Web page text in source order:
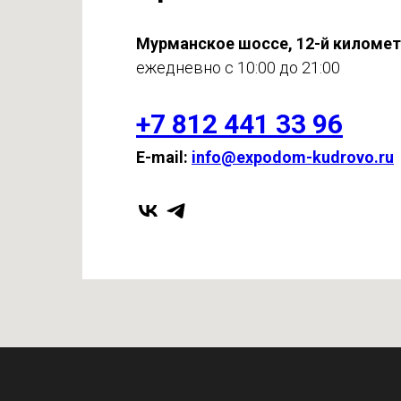
Мурманское шоссе, 12-й
ежедневно с 10:00 до 21:00
+7 812 441 33 96
E-mail: info@expodom-kudrovo.ru